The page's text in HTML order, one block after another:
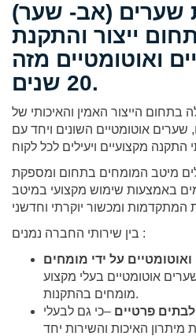
שערים (אב- שער)
ייצור והתקנת
ואוטומטיים מזה
20 שנים.
הייצור האמין והאיכותי של
אוטומטיים השונים ויחד עם
מיטב המומחים בתחום ומספקת
באמצעות שימוש מקצועי במיטב
בין שירותי החברה נמנים :
על ידי מומחים
אוטומטיים בעלי מקצוע
מומחים בהתקנות.
פרטיים –כי גם לבעלי
מיתרון האיכות והשירות יחד